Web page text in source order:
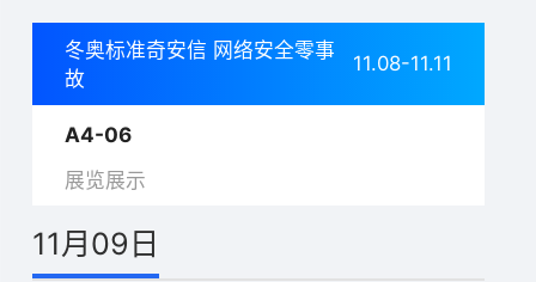
冬奥标准奇安信 网络安全零事
故
11.08-11.11
A4-06
展览展示
11月09日